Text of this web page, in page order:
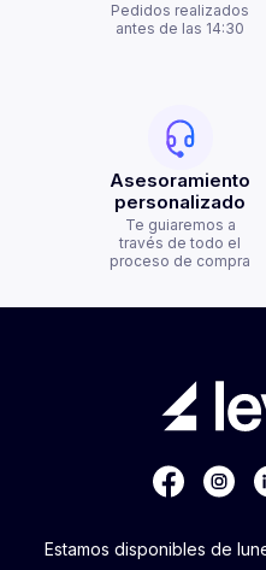
Pedidos realizados
antes de las 14:30
Asesoramiento
personalizado
Te guiaremos a
través de todo el
proceso de compra
Estamos disponibles de